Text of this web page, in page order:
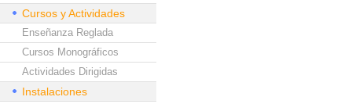
Cursos y Actividades
Enseñanza Reglada
Cursos Monográficos
Actividades Dirigidas
Instalaciones